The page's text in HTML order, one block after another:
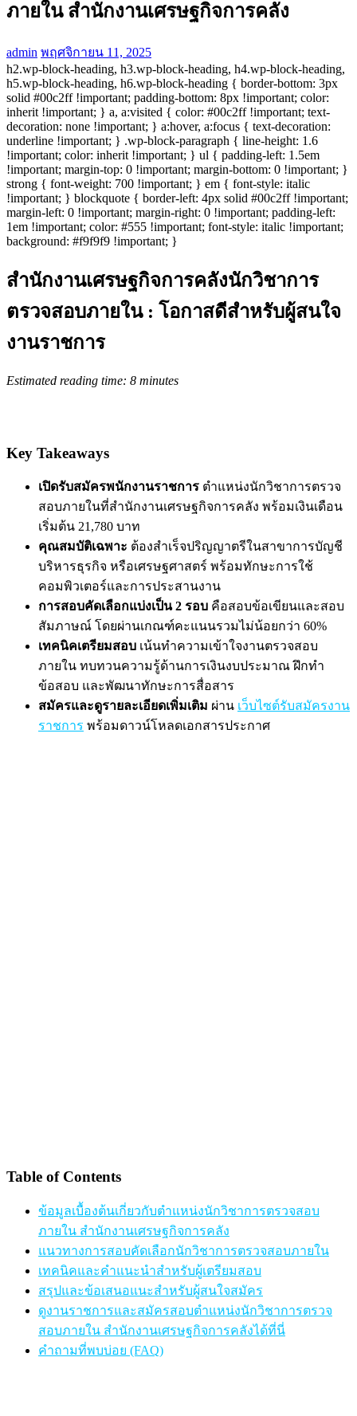
ภายใน สำนักงานเศรษฐกิจการคลัง
admin พฤศจิกายน 11, 2025
h2.wp-block-heading, h3.wp-block-heading, h4.wp-block-heading,
h5.wp-block-heading, h6.wp-block-heading { border-bottom: 3px
solid #00c2ff !important; padding-bottom: 8px !important; color:
inherit !important; } a, a:visited { color: #00c2ff !important; text-
decoration: none !important; } a:hover, a:focus { text-decoration:
underline !important; } .wp-block-paragraph { line-height: 1.6
!important; color: inherit !important; } ul { padding-left: 1.5em
!important; margin-top: 0 !important; margin-bottom: 0 !important; }
strong { font-weight: 700 !important; } em { font-style: italic
!important; } blockquote { border-left: 4px solid #00c2ff !important;
margin-left: 0 !important; margin-right: 0 !important; padding-left:
1em !important; color: #555 !important; font-style: italic !important;
background: #f9f9f9 !important; }
สำนักงานเศรษฐกิจการคลังนักวิชาการ
ตรวจสอบภายใน : โอกาสดีสำหรับผู้สนใจ
งานราชการ
Estimated reading time: 8 minutes
Key Takeaways
เปิดรับสมัครพนักงานราชการ ตำแหน่งนักวิชาการตรวจ
สอบภายในที่สำนักงานเศรษฐกิจการคลัง พร้อมเงินเดือน
เริ่มต้น 21,780 บาท
คุณสมบัติเฉพาะ ต้องสำเร็จปริญญาตรีในสาขาการบัญชี
บริหารธุรกิจ หรือเศรษฐศาสตร์ พร้อมทักษะการใช้
คอมพิวเตอร์และการประสานงาน
การสอบคัดเลือกแบ่งเป็น 2 รอบ คือสอบข้อเขียนและสอบ
สัมภาษณ์ โดยผ่านเกณฑ์คะแนนรวมไม่น้อยกว่า 60%
เทคนิคเตรียมสอบ เน้นทำความเข้าใจงานตรวจสอบ
ภายใน ทบทวนความรู้ด้านการเงินงบประมาณ ฝึกทำ
ข้อสอบ และพัฒนาทักษะการสื่อสาร
สมัครและดูรายละเอียดเพิ่มเติม ผ่าน เว็บไซต์รับสมัครงาน
ราชการ พร้อมดาวน์โหลดเอกสารประกาศ
Table of Contents
ข้อมูลเบื้องต้นเกี่ยวกับตำแหน่งนักวิชาการตรวจสอบ
ภายใน สำนักงานเศรษฐกิจการคลัง
แนวทางการสอบคัดเลือกนักวิชาการตรวจสอบภายใน
เทคนิคและคำแนะนำสำหรับผู้เตรียมสอบ
สรุปและข้อเสนอแนะสำหรับผู้สนใจสมัคร
ดูงานราชการและสมัครสอบตำแหน่งนักวิชาการตรวจ
สอบภายใน สำนักงานเศรษฐกิจการคลังได้ที่นี่
คำถามที่พบบ่อย (FAQ)